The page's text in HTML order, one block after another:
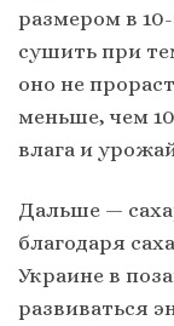
размером в
сушить при
оно не
меньше, чем
влага и
Дальше —
благодаря
Украине в
развиваться